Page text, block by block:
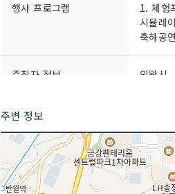
행사 프로그램
1. 체험
시뮬레
축하공
주최자 정보 의왕시
이용요금
주변 정보